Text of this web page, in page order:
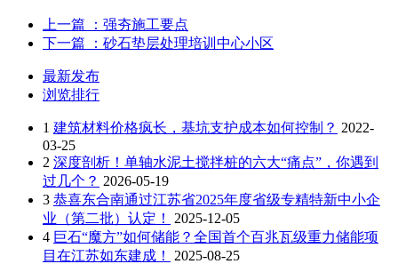
上一篇
：强夯施工要点
下一篇
：砂石垫层处理培训中心小区
最新发布
浏览排行
1 建筑材料价格疯长，基坑支护成本如何控制？ 2022-
03-25
2 深度剖析！单轴水泥土搅拌桩的六大“痛点”，你遇到
过几个？ 2026-05-19
3 恭喜东合南通过江苏省2025年度省级专精特新中小企
业（第二批）认定！
2025-12-05
4 巨石“魔方”如何储能？全国首个百兆瓦级重力储能项
目在江苏如东建成！
2025-08-25